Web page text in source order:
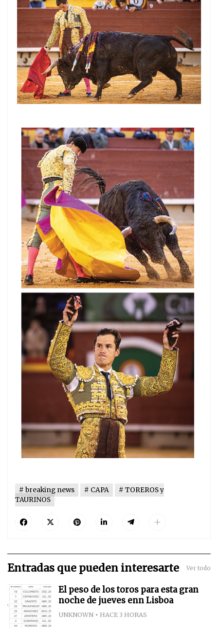
breaking news CAPA
TOREROS y
TAURINOS
Entradas que pueden interesarte Ver todo
El peso de los toros para esta gran
noche de jueves enn Lisboa
UNKNOWN HACE 3 HORAS